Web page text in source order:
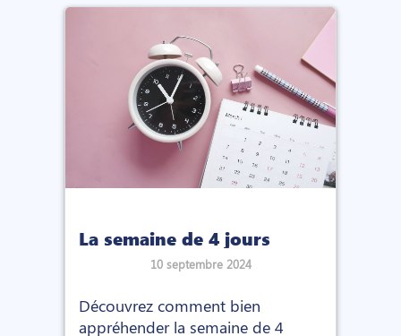
talents de demain.
La semaine de 4 jours
10 septembre 2024
Découvrez comment bien
appréhender la semaine de 4